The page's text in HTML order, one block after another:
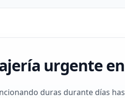
urgente
duras durante días